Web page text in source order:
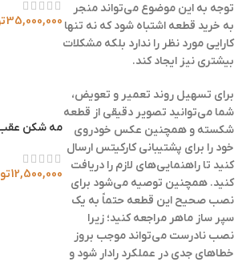
توجه به این موضوع می‌تواند منجر
به خرید قطعه اشتباه شود که نه تنها
کارایی مورد نظر را ندارد بلکه مشکلات
بیشتری نیز ایجاد کند.
برای تسهیل روند تعمیر و تعویض،
شما می‌توانید تصویر دقیقی از قطعه
شکسته و همچنین عکس خودروی
خود را برای پشتیبانی کارکیتس ارسال
کنید تا راهنمایی‌های لازم را دریافت
کنید. همچنین توصیه می‌شود برای
نصب صحیح این قطعه حتماً به یک
سپر ساز ماهر مراجعه کنید؛ زیرا
نصب نادرست می‌تواند موجب بروز
خطاهای جدی در عملکرد رادار شود و
35,000,000
مه شکن عقب
12,500,000